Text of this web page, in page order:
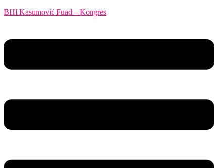
BHI Kasumović Fuad – Kongres